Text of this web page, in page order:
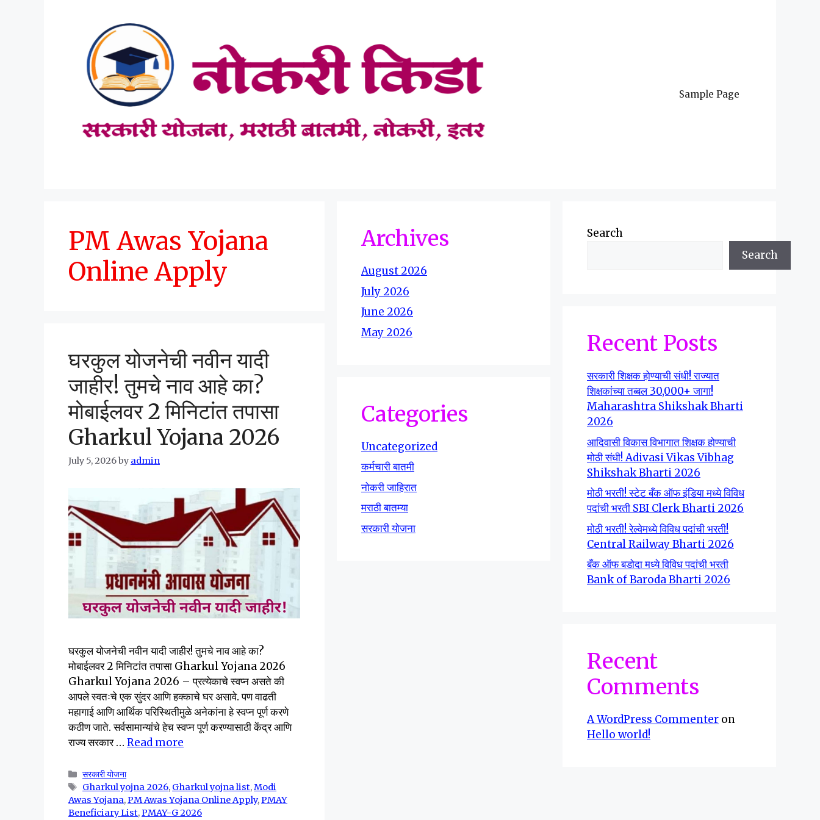
Sample Page
PM Awas Yojana
Online Apply
घरकुल योजनेची नवीन यादी
जाहीर! तुमचे नाव आहे का?
मोबाईलवर 2 मिनिटांत तपासा
Gharkul Yojana 2026
July 5, 2026by admin
घरकुल योजनेची नवीन यादी जाहीर! तुमचे नाव आहे का?
मोबाईलवर 2 मिनिटांत तपासा Gharkul Yojana 2026
Gharkul Yojana 2026 – प्रत्येकाचे स्वप्न असते की
आपले स्वतःचे एक सुंदर आणि हक्काचे घर असावे. पण वाढती
महागाई आणि आर्थिक परिस्थितीमुळे अनेकांना हे स्वप्न पूर्ण करणे
कठीण जाते. सर्वसामान्यांचे हेच स्वप्न पूर्ण करण्यासाठी केंद्र आणि
राज्य सरकार … Read more
Categories
सरकारी योजना
Tags
Gharkul yojna 2026, Gharkul yojna list,Modi
Awas Yojana,PM Awas Yojana Online Apply,PMAY
Beneficiary List,PMAY-G 2026
Archives
August 2026
July 2026
June 2026
May 2026
Categories
Uncategorized
कर्मचारी बातमी
नोकरी जाहिरात
मराठी बातम्या
सरकारी योजना
Search
Search
Recent Posts
सरकारी शिक्षक होण्याची संधी! राज्यात
शिक्षकांच्या तब्बल 30,000+ जागा!
Maharashtra Shikshak Bharti
2026
आदिवासी विकास विभागात शिक्षक होण्याची
मोठी संधी! Adivasi Vikas Vibhag
Shikshak Bharti 2026
मोठी भरती! स्टेट बँक ऑफ इंडिया मध्ये विविध
पदांची भरती SBI Clerk Bharti 2026
मोठी भरती! रेल्वेमध्ये विविध पदांची भरती!
Central Railway Bharti 2026
बँक ऑफ बडोदा मध्ये विविध पदांची भरती
Bank of Baroda Bharti 2026
Recent
Comments
A WordPress Commenter on
Hello world!